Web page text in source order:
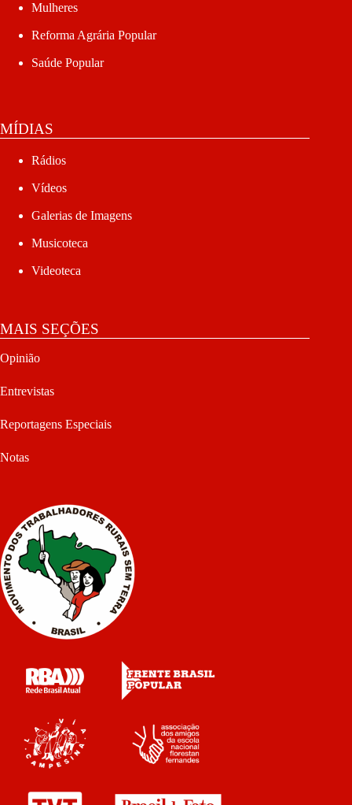
Mulheres
Reforma Agrária Popular
Saúde Popular
MÍDIAS
Rádios
Vídeos
Galerias de Imagens
Musicoteca
Videoteca
MAIS SEÇÕES
Opinião
Entrevistas
Reportagens Especiais
Notas